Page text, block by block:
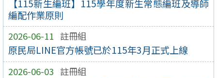
【115新生編班】115學年度新生常態編班及導師
編配作業原則
2026-06-11 註冊組
原民局LINE官方帳號已於115年3月正式上線
2026-06-03 註冊組